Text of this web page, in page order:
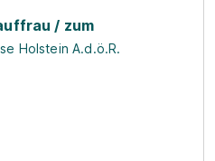
/ zum
Holstein A.d.ö.R.